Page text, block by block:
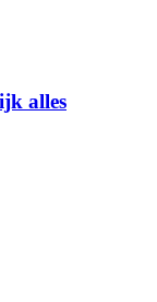
alles